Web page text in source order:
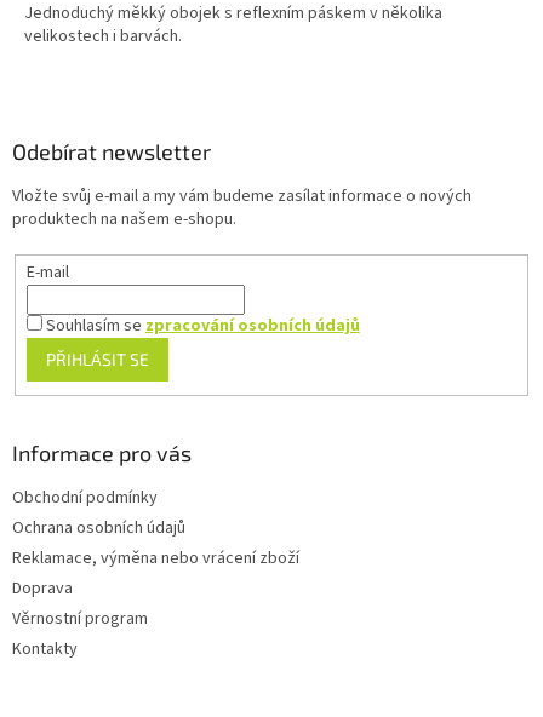
Jednoduchý měkký obojek s reflexním páskem v několika
velikostech i barvách.
Odebírat newsletter
Vložte svůj e-mail a my vám budeme zasílat informace o nových
produktech na našem e-shopu.
E-mail
Souhlasím sezpracování osobních údajů
PŘIHLÁSIT SE
Informace pro vás
Obchodní podmínky
Ochrana osobních údajů
Reklamace, výměna nebo vrácení zboží
Doprava
Věrnostní program
Kontakty